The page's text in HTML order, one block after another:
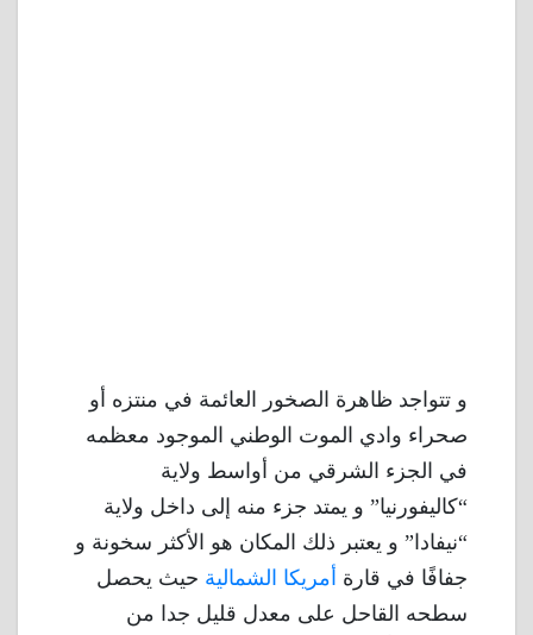
و تتواجد ظاهرة الصخور العائمة في منتزه أو
صحراء وادي الموت الوطني الموجود معظمه
في الجزء الشرقي من أواسط ولاية
“كاليفورنيا” و يمتد جزء منه إلى داخل ولاية
“نيفادا” و يعتبر ذلك المكان هو الأكثر سخونة و
جفافًا في قارة أمريكا الشمالية حيث يحصل
سطحه القاحل على معدل قليل جدا من